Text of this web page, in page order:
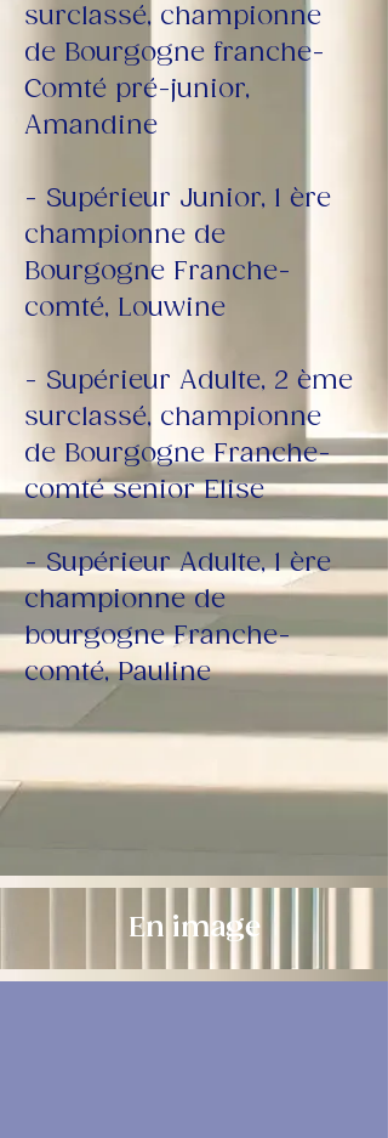
surclassé, championne
de Bourgogne franche-
Comté pré-junior,
Amandine
- Supérieur Junior, 1 ère
championne de
Bourgogne Franche-
comté, Louwine
- Supérieur Adulte, 2 ème
surclassé, championne
de Bourgogne Franche-
comté senior Elise
- Supérieur Adulte, 1 ère
championne de
bourgogne Franche-
comté, Pauline
En image